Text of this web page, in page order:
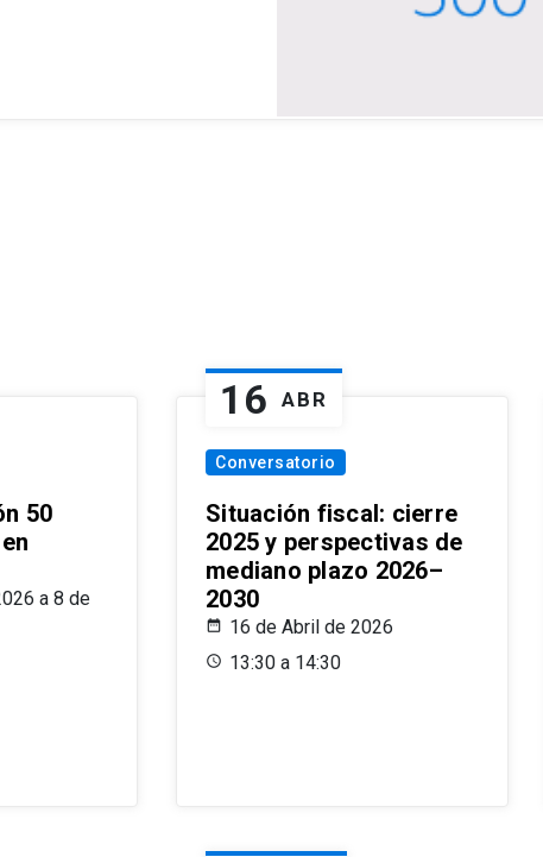
50
a 8 de
16 ABR
Conversatorio
Situación fiscal: cierre
2025 y perspectivas de
mediano plazo 2026–
2030
16 de Abril de 2026
13:30 a 14:30